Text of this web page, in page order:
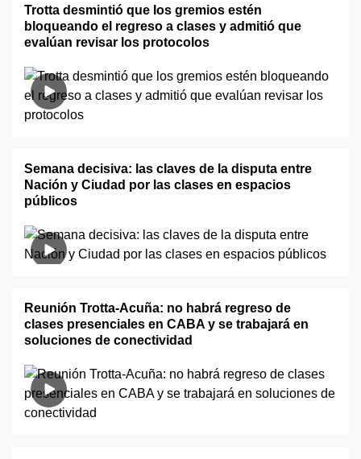
Trotta desmintió que los gremios estén
bloqueando el regreso a clases y admitió que
evalúan revisar los protocolos
Semana decisiva: las claves de la disputa entre
Nación y Ciudad por las clases en espacios
públicos
Reunión Trotta-Acuña: no habrá regreso de
clases presenciales en CABA y se trabajará en
soluciones de conectividad